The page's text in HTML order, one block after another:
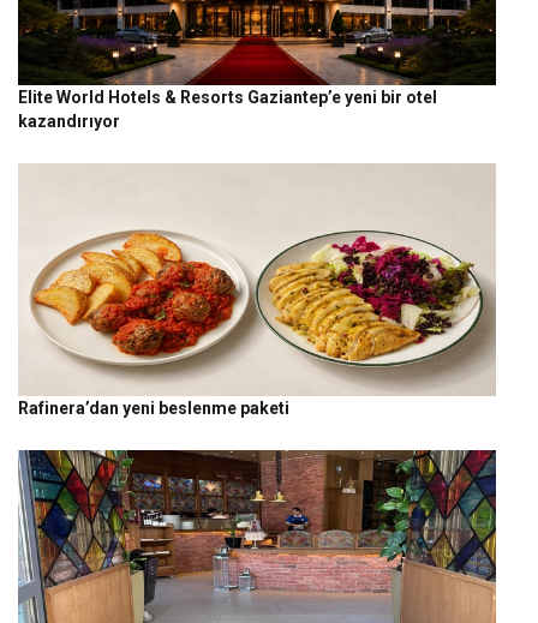
Elite World Hotels & Resorts Gaziantep’e yeni bir otel
kazandırıyor
Rafinera’dan yeni beslenme paketi